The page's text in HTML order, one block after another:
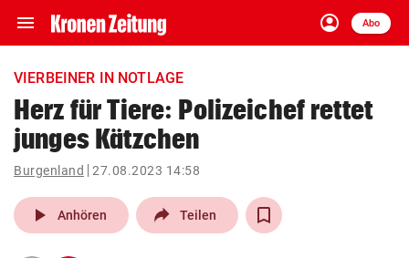
menu Navigation
ein-/ausklappen
account_circle
Anmelden
Abo
close Schließen
account_circle Anmelden
pin_drop
Wien arrow_right
VIERBEINER IN NOTLAGE
Herz für Tiere: Polizeichef rettet
junges Kätzchen
Burgenland 27.08.2023 14:58
play_arrow Anhören Teilen